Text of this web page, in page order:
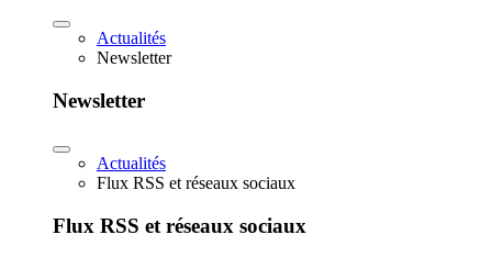
Actualités
Newsletter
Newsletter
Actualités
Flux RSS et réseaux sociaux
Flux RSS et réseaux sociaux